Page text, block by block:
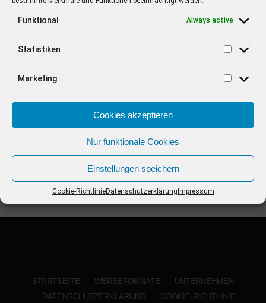
Funktional Always active
Statistiken
Marketing
Cookies akzeptieren
Nur funktionale Cookies
Einstellungen speichern
Cookie-RichtlinieDatenschutzerklärung Impressum
von “Verstehen Sie Spaß?”
STARTSEITE WERBEFORMATE
UNTERNEHMEN
DATENSCHUTZERKLÄRUNG
COOKIE-RICHTLINIE